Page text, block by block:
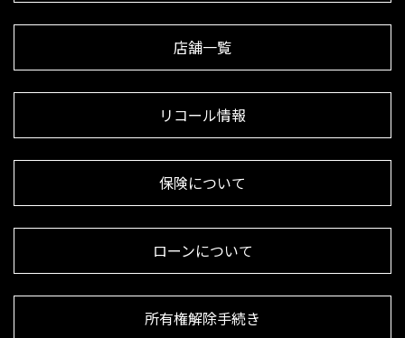
店舗一覧
リコール情報
保険について
ローンについて
所有権解除手続き